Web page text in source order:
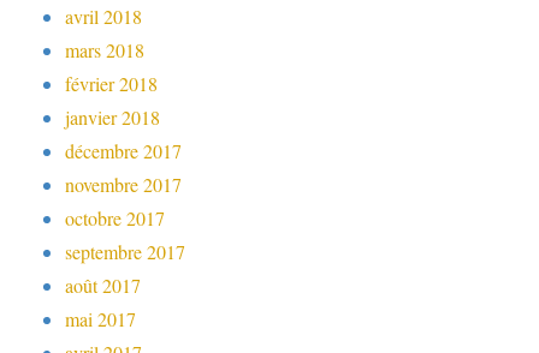
avril 2018
mars 2018
février 2018
janvier 2018
décembre 2017
novembre 2017
octobre 2017
septembre 2017
août 2017
mai 2017